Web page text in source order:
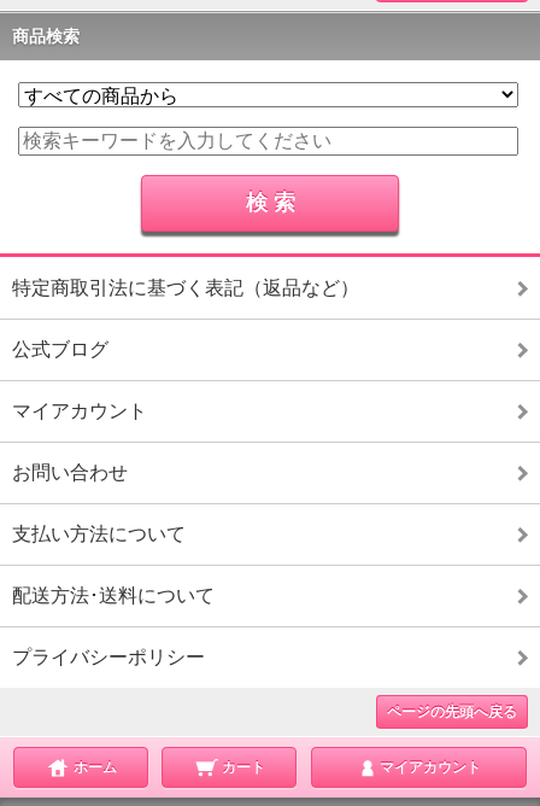
商品検索
特定商取引法に基づく表記（返品など）
公式ブログ
マイアカウント
お問い合わせ
支払い方法について
配送方法･送料について
プライバシーポリシー
ページの先頭へ戻る
ホーム カート マイアカウント